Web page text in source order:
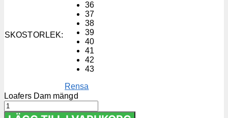
SKOSTORLEK:
36
37
38
39
40
41
42
43
Rensa
Loafers Dam mängd